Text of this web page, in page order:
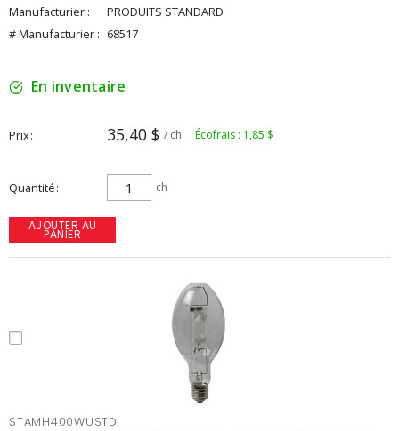
Manufacturier :
PRODUITS STANDARD
# Manufacturier : 68517
En inventaire
Prix 35,40 $ / ch Écofrais : 1,85 $
Quantité ch
AJOUTER AU
PANIER
STAMH400WUSTD